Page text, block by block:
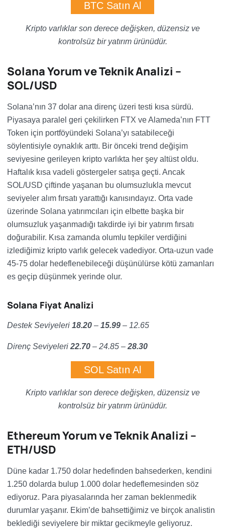
BTC Satın Al
Kripto varlıklar son derece değişken, düzensiz ve
kontrolsüz bir yatırım ürünüdür.
Solana Yorum ve Teknik Analizi –
SOL/USD
Solana’nın 37 dolar ana direnç üzeri testi kısa sürdü.
Piyasaya paralel geri çekilirken FTX ve Alameda’nın FTT
Token için portföyündeki Solana’yı satabileceği
söylentisiyle oynaklık arttı. Bir önceki trend değişim
seviyesine gerileyen kripto varlıkta her şey altüst oldu.
Haftalık kısa vadeli göstergeler satışa geçti. Ancak
SOL/USD çiftinde yaşanan bu olumsuzlukla mevcut
seviyeler alım fırsatı yarattığı kanısındayız. Orta vade
üzerinde Solana yatırımcıları için elbette başka bir
olumsuzluk yaşanmadığı takdirde iyi bir yatırım fırsatı
doğurabilir. Kısa zamanda olumlu tepkiler verdiğini
izlediğimiz kripto varlık gelecek vadediyor. Orta-uzun vade
45-75 dolar hedeflenebileceği düşünülürse kötü zamanları
es geçip düşünmek yerinde olur.
Solana Fiyat Analizi
Destek Seviyeleri 18.20 – 15.99 – 12.65
Direnç Seviyeleri 22.70 – 24.85 – 28.30
SOL Satın Al
Kripto varlıklar son derece değişken, düzensiz ve
kontrolsüz bir yatırım ürünüdür.
Ethereum Yorum ve Teknik Analizi –
ETH/USD
Düne kadar 1.750 dolar hedefinden bahsederken, kendini
1.250 dolarda bulup 1.000 dolar hedeflemesinden söz
ediyoruz. Para piyasalarında her zaman beklenmedik
durumlar yaşanır. Ekim’de bahsettiğimiz ve birçok analistin
beklediği seviyelere bir miktar gecikmeyle geliyoruz.